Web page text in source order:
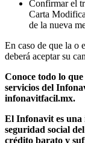
Confirmar el
Carta
de la nueva
En caso de que la o
deberá aceptar su
Conoce todo lo
servicios del
infonavitfacil.mx.
El Infonavit es una
seguridad social
crédito barato y